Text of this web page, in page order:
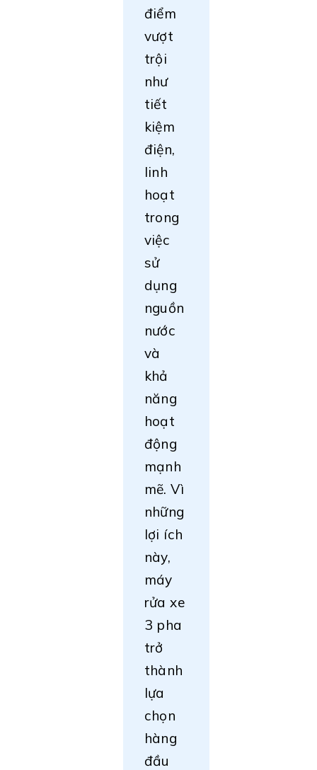
điểm
vượt
trội
như
tiết
kiệm
điện,
linh
hoạt
trong
việc
sử
dụng
nguồn
nước
và
khả
năng
hoạt
động
mạnh
mẽ. Vì
những
lợi ích
này,
máy
rửa xe
3 pha
trở
thành
lựa
chọn
hàng
đầu